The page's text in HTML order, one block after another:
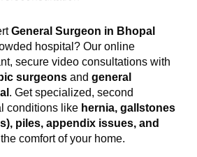
General Surgeon in Bhopal
hospital? Our online
secure video consultations with
surgeons andgeneral
. Get specialized, second
conditions like hernia, gallstones
piles, appendix issues, and
comfort of your home.